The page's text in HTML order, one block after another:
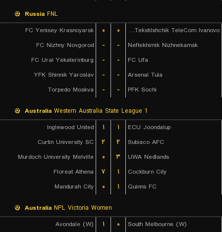
Russia FNL
FC Yenisey Krasnoyarsk
۰ ۰
FK Tekstilshchik TeleCom Ivanovo
FC Nizhny Novgorod
- -
Neftekhimik Nizhnekamsk
FC Ural Yekaterinburg
- -
FC Ufa
YFK Shinnik Yaroslav
- -
Arsenal Tula
Torpedo Moskva
- - PFK Sochi
Australia Western Australia State League 1
Inglewood United
۱ ۱
ECU Joondalup
Curtin University SC
۲ ۲
Subiaco AFC
Murdoch University Melville
۰ ۳
UWA Nedlands
Floreat Athena
۷ ۱
Cockburn City
Mandurah City
۰ ۱ Quinns FC
Australia NPL Victoria Women
Avondale (W)
۱ ۰
South Melbourne (W)